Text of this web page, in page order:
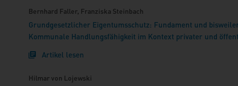
Bernhard Faller, Franziska Steinbach
Grundgesetzlicher Eigentumsschutz: Fundament und
Kommunale Handlungsfähigkeit im Kontext privater und
Artikel lesen
Hilmar von Lojewski